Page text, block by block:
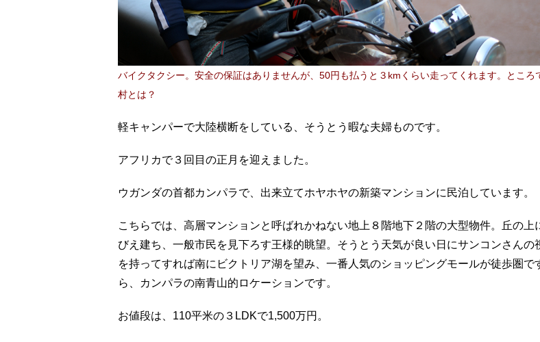
バイクタクシー。安全の保証はありませんが、50円も払うと３kmくらい走ってくれます。ところ
村とは？
軽キャンパーで大陸横断をしている、そうとう暇な夫婦ものです。
アフリカで３回目の正月を迎えました。
ウガンダの首都カンパラで、出来立てホヤホヤの新築マンションに民泊しています。
こちらでは、高層マンションと呼ばれかねない地上８階地下２階の大型物件。丘の上
びえ建ち、一般市民を見下ろす王様的眺望。そうとう天気が良い日にサンコンさんの
を持ってすれば南にビクトリア湖を望み、一番人気のショッピングモールが徒歩圏で
ら、カンパラの南青山的ロケーションです。
お値段は、110平米の３LDKで1,500万円。